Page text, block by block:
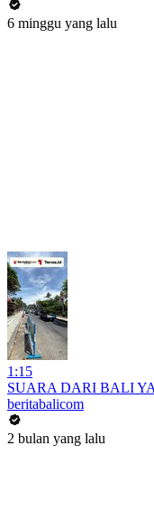
6 minggu yang lalu
1:15
SUARA DARI BALI
beritabalicom
2 bulan yang lalu